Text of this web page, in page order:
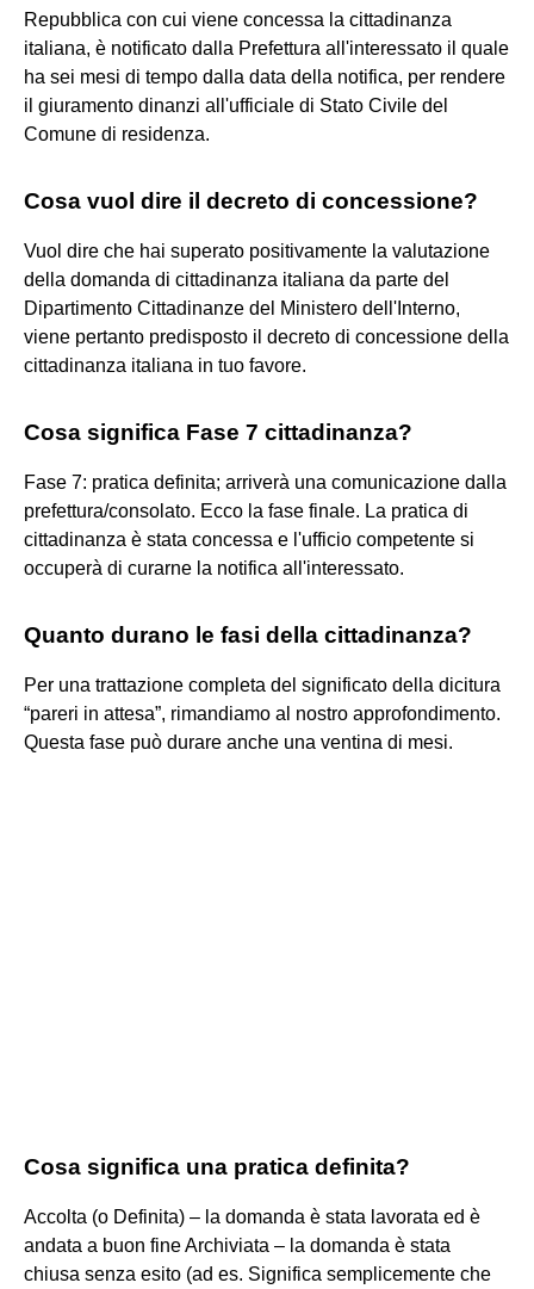
Repubblica con cui viene concessa la cittadinanza
italiana, è notificato dalla Prefettura all'interessato il quale
ha sei mesi di tempo dalla data della notifica, per rendere
il giuramento dinanzi all'ufficiale di Stato Civile del
Comune di residenza.
Cosa vuol dire il decreto di concessione?
Vuol dire che hai superato positivamente la valutazione
della domanda di cittadinanza italiana da parte del
Dipartimento Cittadinanze del Ministero dell'Interno,
viene pertanto predisposto il decreto di concessione della
cittadinanza italiana in tuo favore.
Cosa significa Fase 7 cittadinanza?
Fase 7: pratica definita; arriverà una comunicazione dalla
prefettura/consolato. Ecco la fase finale. La pratica di
cittadinanza è stata concessa e l'ufficio competente si
occuperà di curarne la notifica all'interessato.
Quanto durano le fasi della cittadinanza?
Per una trattazione completa del significato della dicitura
“pareri in attesa”, rimandiamo al nostro approfondimento.
Questa fase può durare anche una ventina di mesi.
Cosa significa una pratica definita?
Accolta (o Definita) – la domanda è stata lavorata ed è
andata a buon fine Archiviata – la domanda è stata
chiusa senza esito (ad es. Significa semplicemente che